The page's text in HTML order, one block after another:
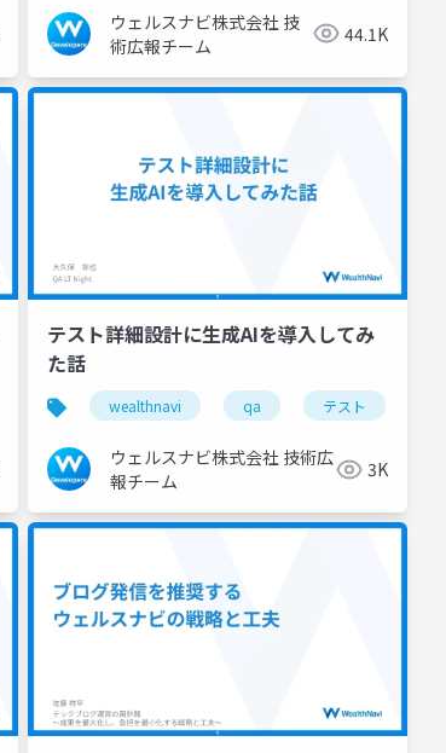
ウェルスナビ株式会社 技
術広報チーム
44.1K
テスト詳細設計に生成AIを導入してみ
た話
wealthnavi qa テスト
ウェルスナビ株式会社 技術広
報チーム
3K